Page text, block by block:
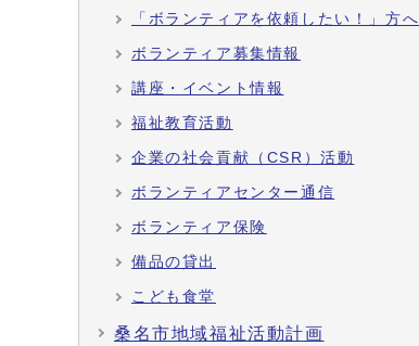
「ボランティアを依頼したい！」方へ
ボランティア募集情報
講座・イベント情報
福祉教育活動
企業の社会貢献（CSR）活動
ボランティアセンター通信
ボランティア保険
備品の貸出
こども食堂
桑名市地域福祉活動計画